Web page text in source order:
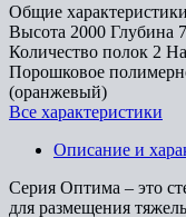
Общие характеристики
Высота 2000 Глубина
Количество полок 2
Порошковое
(оранжевый)
Все характеристики
Описание и
Серия Оптима – это
для размещения